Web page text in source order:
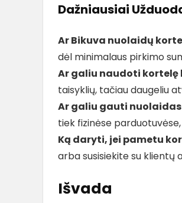
Dažniausiai
Ar Bikuva nuolaidų
dėl minimalaus pirkimo
Ar galiu naudoti
taisyklių, tačiau daugeliu
Ar galiu gauti
tiek fizinėse
Ką daryti, jei pametu
arba susisiekite su
Išvada